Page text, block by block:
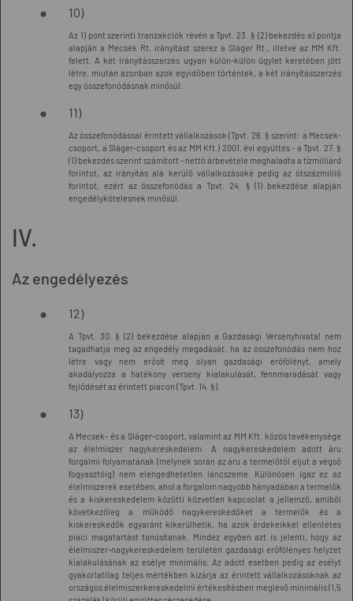
10)
Az 1) pont szerinti tranzakciók révén a Tpvt. 23. § (2) bekezdés a) pontja
alapján a Mecsek Rt. irányítást szerez a Sláger Rt., illetve az MM Kft.
felett. A két irányításszerzés ugyan külön-külön ügylet keretében jött
létre, miután azonban azok egyidőben történtek, a két irányításszerzés
egy összefonódásnak minősül.
11)
Az összefonódással érintett vállalkozások (Tpvt. 26. § szerint: a Mecsek-
csoport, a Sláger-csoport és az MM Kft.) 2001. évi együttes - a Tpvt. 27. §
(1) bekezdés szerint számított - nettó árbevétele meghaladta a tízmilliárd
forintot, az irányítás alá kerülő vállalkozásoké pedig az ötszázmillió
forintot, ezért az összefonódás a Tpvt. 24. § (1) bekezdése alapján
engedélykötelesnek minősül.
IV.
Az engedélyezés
12)
A Tpvt. 30. § (2) bekezdése alapján a Gazdasági Versenyhivatal nem
tagadhatja meg az engedély megadását, ha az összefonódás nem hoz
létre vagy nem erősít meg olyan gazdasági erőfölényt, amely
akadályozza a hatékony verseny kialakulását, fennmaradását vagy
fejlődését az érintett piacon (Tpvt. 14. §).
13)
A Mecsek- és a Sláger-csoport, valamint az MM Kft. közös tevékenysége
az élelmiszer nagykereskedelem. A nagykereskedelem adott áru
forgalmi folyamatának (melynek során az áru a termelőtől eljut a végső
fogyasztóig) nem elengedhetetlen láncszeme. Különösen igaz ez az
élelmiszerek esetében, ahol a forgalom nagyobb hányadában a termelők
és a kiskereskedelem közötti közvetlen kapcsolat a jellemző, amiből
következőleg a működő nagykereskedőket a termelők és a
kiskereskedők egyaránt kikerülhetik, ha azok érdekeikkel ellentétes
piaci magatartást tanúsítanak. Mindez egyben azt is jelenti, hogy az
élelmiszer-nagykereskedelem területén gazdasági erőfölényes helyzet
kialakulásának az esélye minimális. Az adott esetben pedig az esélyt
gyakorlatilag teljes mértékben kizárja az érintett vállalkozásoknak az
országos élelmiszerkereskedelmi értékesítésben meglévő minimális (1,5